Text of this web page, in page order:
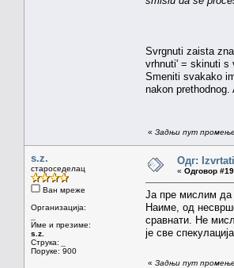
Svrgnuti zaista
vrhnuti' = skinuti s
Smeniti svakako
nakon
« Задњи пут
s.z.
староседелац
Ван мреже
Организација:
Име и презиме:
s.z.
Струка:
Поруке: 900
Одг:
« Одговор
Ја пре мислим да
Наиме, од
сравнати. Не
је све спекулација.
« Задњи пут